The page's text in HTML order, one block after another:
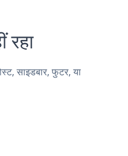
साइडबार, फुटर, या